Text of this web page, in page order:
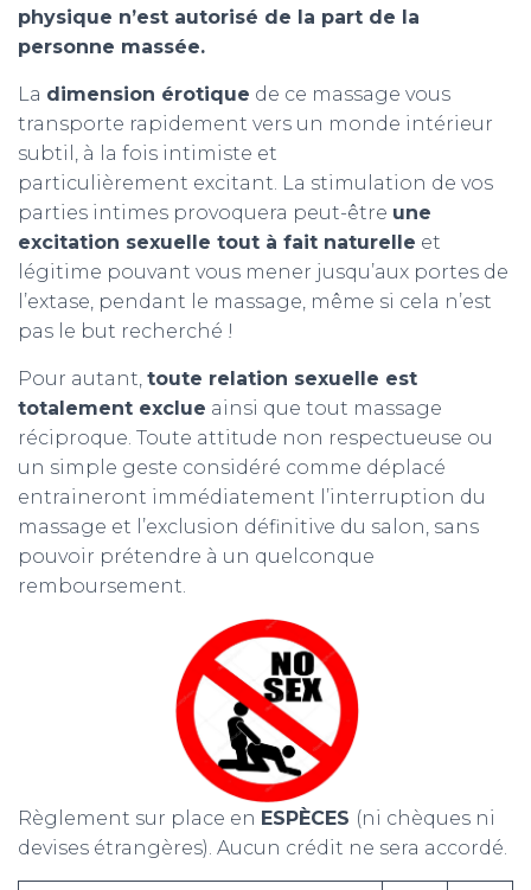
physique n’est autorisé de la part de la
personne massée.
La dimension érotique de ce massage vous
transporte rapidement vers un monde intérieur
subtil, à la fois intimiste et
particulièrement excitant. La stimulation de vos
parties intimes provoquera peut-être une
excitation sexuelle tout à fait naturelle et
légitime pouvant vous mener jusqu’aux portes de
l’extase, pendant le massage, même si cela n’est
pas le but recherché !
Pour autant, toute relation sexuelle est
totalement exclue ainsi que tout massage
réciproque. Toute attitude non respectueuse ou
un simple geste considéré comme déplacé
entraineront immédiatement l’interruption du
massage et l’exclusion définitive du salon, sans
pouvoir prétendre à un quelconque
remboursement.
Règlement sur place en ESPÈCES (ni chèques ni
devises étrangères). Aucun crédit ne sera accordé.